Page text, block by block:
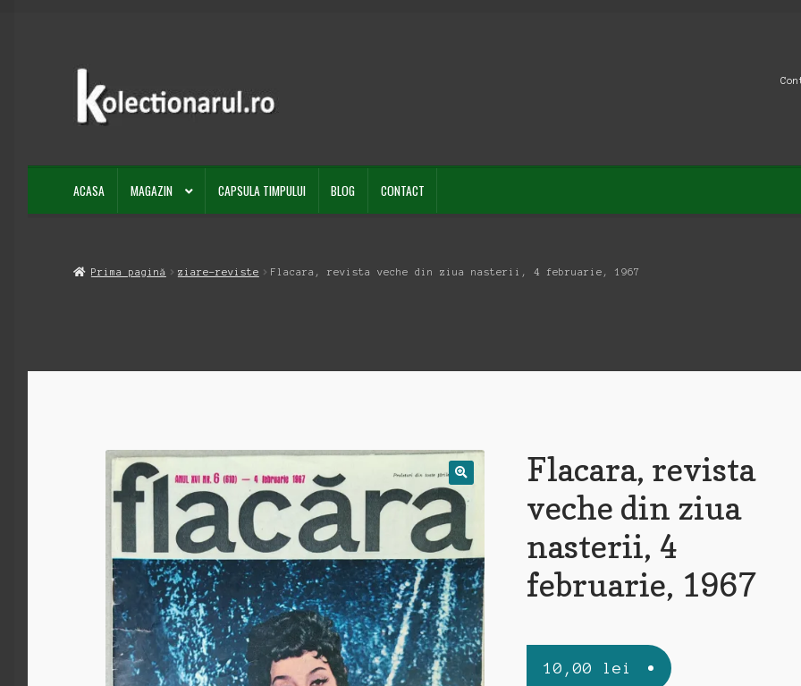
Sari
navigare
Sari
conținut
ACASA MAGAZIN CAPSULA TIMPULUI BLOG CONTACT
Prima pagină ziare-reviste Flacara, revista veche din ziua nasterii, 4 februarie, 1967
Flacara, revista
veche din ziua
nasterii, 4
februarie, 1967
10,00 lei